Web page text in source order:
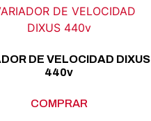
DE VELOCIDAD DIXUS
440v
COMPRAR